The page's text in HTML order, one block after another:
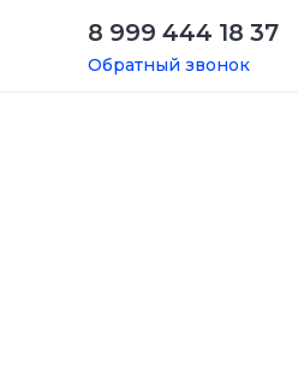
8 999 444 18 37
Обратный звонок